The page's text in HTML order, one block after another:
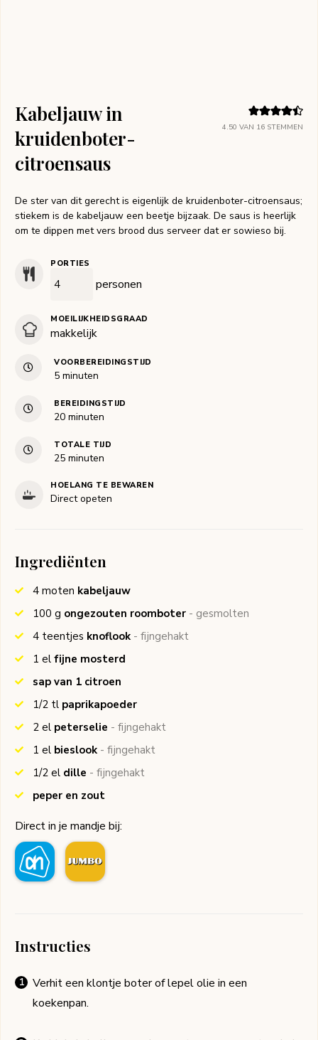
4.50 VAN 16 STEMMEN
Kabeljauw in
kruidenboter-
citroensaus
De ster van dit gerecht is eigenlijk de kruidenboter-citroensaus;
stiekem is de kabeljauw een beetje bijzaak. De saus is heerlijk
om te dippen met vers brood dus serveer dat er sowieso bij.
PORTIES
personen
MOEILIJKHEIDSGRAAD
makkelijk
VOORBEREIDINGSTIJD
5minuten
minuten
BEREIDINGSTIJD
20minuten
minuten
TOTALE TIJD
25minuten
minuten
HOELANG TE BEWAREN
Direct opeten
Ingrediënten
4 moten kabeljauw
100 g ongezouten roomboter - gesmolten
4 teentjes knoflook - fijngehakt
1 el fijne mosterd
sap van 1 citroen
1/2 tl paprikapoeder
2 el peterselie - fijngehakt
1 el bieslook - fijngehakt
1/2 el dille - fijngehakt
peper en zout
Direct in je mandje bij:
Instructies
Verhit een klontje boter of lepel olie in een
koekenpan.